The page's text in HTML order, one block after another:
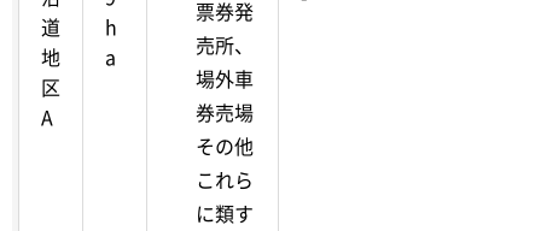
道
地
区
A
h
a
票券発
売所、
場外車
券売場
その他
これら
に類す